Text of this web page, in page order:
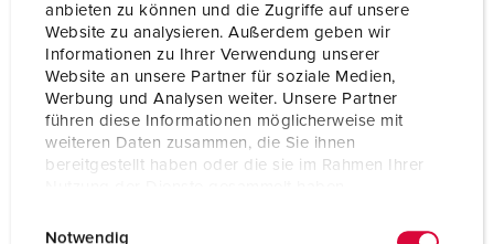
anbieten zu können und die Zugriffe auf unsere
Website zu analysieren. Außerdem geben wir
Informationen zu Ihrer Verwendung unserer
Website an unsere Partner für soziale Medien,
Werbung und Analysen weiter. Unsere Partner
führen diese Informationen möglicherweise mit
weiteren Daten zusammen, die Sie ihnen
bereitgestellt haben oder die sie im Rahmen Ihrer
Notwendig
Ampere 16 A
5 p
Voltaggio 400 V
Posizioni orologio 6 h